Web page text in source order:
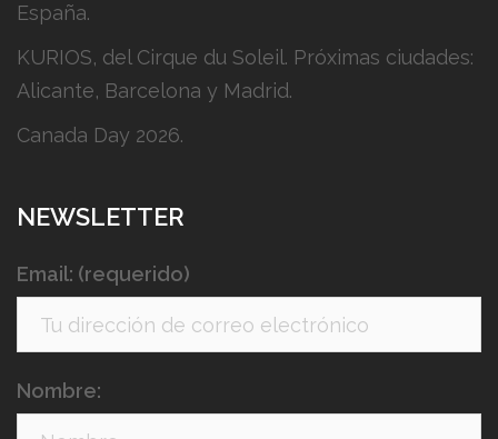
España.
KURIOS, del Cirque du Soleil. Próximas ciudades:
Alicante, Barcelona y Madrid.
Canada Day 2026.
NEWSLETTER
Email: (requerido)
Nombre: